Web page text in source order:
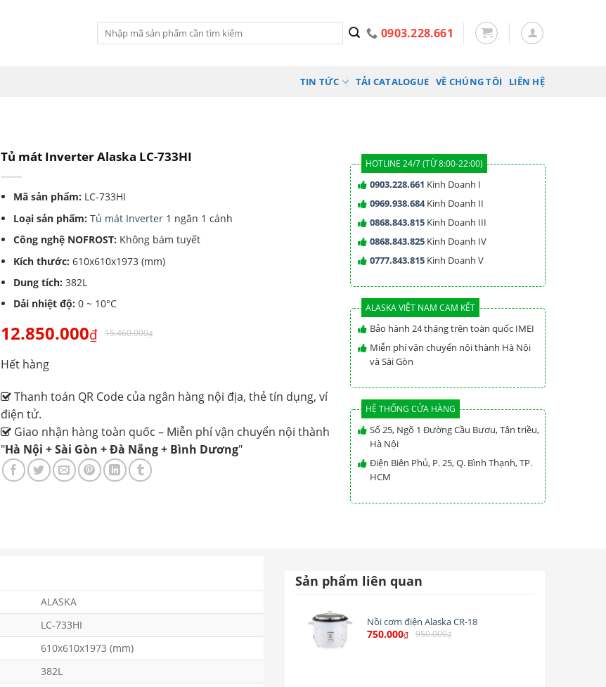
Tìm
kiếm:
0903.228.661
TIN TỨC TẢI CATALOGUE VỀ CHÚNG TÔI LIÊN HỆ
Tủ mát Inverter Alaska LC-733HI
Mã sản phẩm: LC-733HI
Loại sản phẩm:Tủ mát Inverter 1 ngăn 1 cánh
Công nghệ NOFROST: Không bám tuyết
Kích thước: 610x610x1973 (mm)
Dung tích: 382L
Dải nhiệt độ:0 ~ 10°C
12.850.000₫ 15.460.000₫
Hết hàng
Thanh toán QR Code của ngân hàng nội địa, thẻ tín dụng, ví
điện tử.
Giao nhận hàng toàn quốc – Miễn phí vận chuyển nội thành
"Hà Nội + Sài Gòn + Đà Nẵng + Bình Dương"
HOTLINE 24/7 (TỪ 8:00-22:00)
0903.228.661 Kinh Doanh I
0969.938.684Kinh Doanh II
0868.843.815Kinh Doanh III
0868.843.825Kinh Doanh IV
0777.843.815Kinh Doanh V
ALASKA VIỆT NAM CAM KẾT
Bảo hành 24 tháng trên toàn quốc IMEI
Miễn phí vận chuyển nội thành Hà Nội
và Sài Gòn
HỆ THỐNG CỬA HÀNG
Số 25, Ngõ 1 Đường Cầu Bươu, Tân triều,
Hà Nội
Điện Biên Phủ, P. 25, Q. Bình Thạnh, TP.
HCM
ALASKA
LC-733HI
610x610x1973 (mm)
382L
Sản phẩm liên quan
Nồi cơm điện Alaska CR-18
750.000₫ 950.000₫